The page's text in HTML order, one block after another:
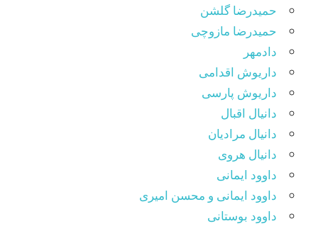
حمیدرضا گلشن
حمیدرضا مازوچی
دادمهر
داریوش اقدامی
داریوش پارسی
دانیال اقبال
دانیال مرادیان
دانیال هروی
داوود ایمانی
داوود ایمانی و محسن امیری
داوود بوستانی